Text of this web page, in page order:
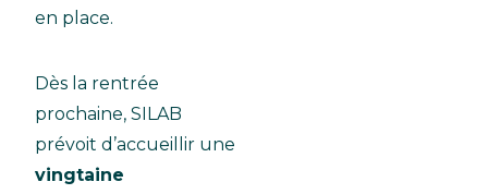
en place.
Dès la rentrée
prochaine, SILAB
prévoit d’accueillir une
vingtaine